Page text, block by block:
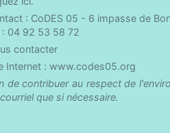
: CoDES 05 - 6 impasse de
: 04 92 53 58 72
contacter
Internet : www.codes05.org
de contribuer au respect de
que si nécessaire.